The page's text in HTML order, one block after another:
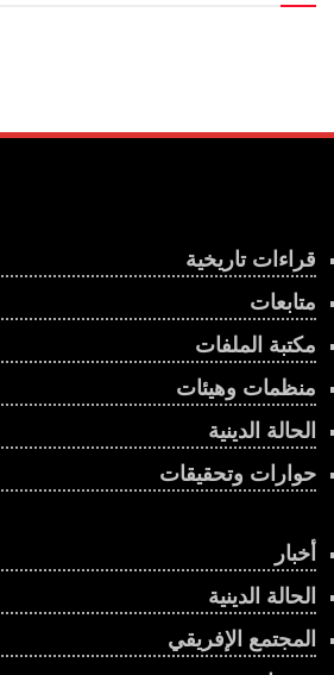
قراءات تاريخية
متابعات
مكتبة الملفات
منظمات وهيئات
الحالة الدينية
حوارات وتحقيقات
أخبار
الحالة الدينية
المجتمع الإفريقي